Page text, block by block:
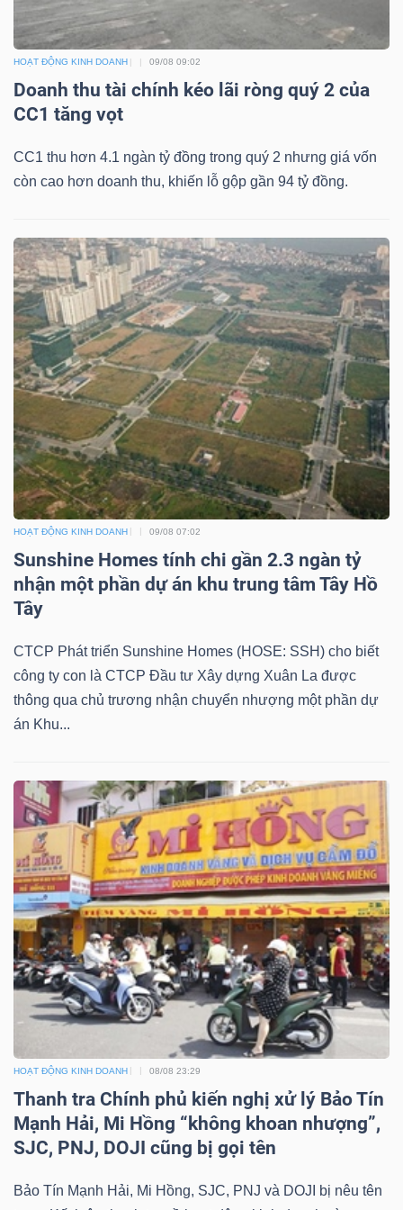
HOẠT ĐỘNG KINH DOANH 09/08 09:02
Doanh thu tài chính kéo lãi ròng quý 2 của
CC1 tăng vọt
CC1 thu hơn 4.1 ngàn tỷ đồng trong quý 2 nhưng giá vốn
còn cao hơn doanh thu, khiến lỗ gộp gần 94 tỷ đồng.
HOẠT ĐỘNG KINH DOANH 09/08 07:02
Sunshine Homes tính chi gần 2.3 ngàn tỷ
nhận một phần dự án khu trung tâm Tây Hồ
Tây
CTCP Phát triển Sunshine Homes (HOSE: SSH) cho biết
công ty con là CTCP Đầu tư Xây dựng Xuân La được
thông qua chủ trương nhận chuyển nhượng một phần dự
án Khu...
HOẠT ĐỘNG KINH DOANH 08/08 23:29
Thanh tra Chính phủ kiến nghị xử lý Bảo Tín
Mạnh Hải, Mi Hồng “không khoan nhượng”,
SJC, PNJ, DOJI cũng bị gọi tên
Bảo Tín Mạnh Hải, Mi Hồng, SJC, PNJ và DOJI bị nêu tên
YẾU
TIÊU
CHĂM
SÓC
KHỎE
TÀI
CHÍNH
NGHỆ
THÔNG
TIN
DỊCH
VỤ
TRUYỀN
THÔNG
TIỆN
ÍCH
BẤT
ĐỘNG
SẢN